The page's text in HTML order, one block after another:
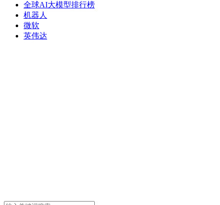
全球AI大模型排行榜
机器人
微软
英伟达